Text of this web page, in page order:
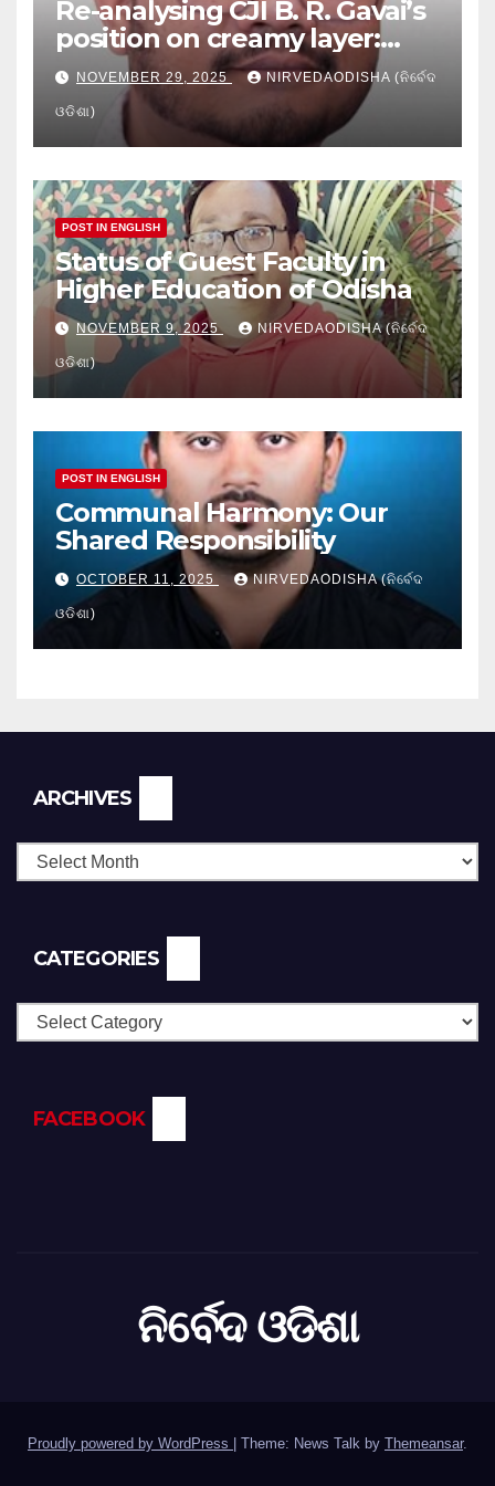
Re-analysing CJI B. R. Gavai’s
position on creamy layer:
Issues and implication
NOVEMBER 29, 2025 NIRVEDAODISHA (ନିର୍ବେଦ
ଓଡିଶା)
POST IN ENGLISH
Status of Guest Faculty in
Higher Education of Odisha
NOVEMBER 9, 2025 NIRVEDAODISHA (ନିର୍ବେଦ
ଓଡିଶା)
POST IN ENGLISH
Communal Harmony: Our
Shared Responsibility
OCTOBER 11, 2025 NIRVEDAODISHA (ନିର୍ବେଦ
ଓଡିଶା)
ARCHIVES
CATEGORIES
Categories
FACEBOOK
ନିର୍ବେଦ ଓଡିଶା
Proudly powered by WordPress Theme: News Talk by Themeansar.